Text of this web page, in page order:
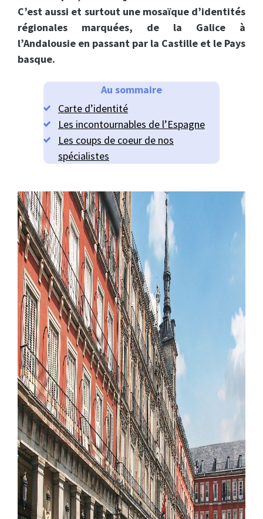
C’est aussi et surtout une mosaïque d’identités
régionales marquées, de la Galice à
l’Andalousie en passant par la Castille et le Pays
basque.
Au sommaire
Carte d’identité
Les incontournables de l’Espagne
Les coups de coeur de nos
spécialistes